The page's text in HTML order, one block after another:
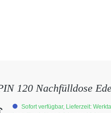
120 Nachfülldose
Sofort verfügbar, Lieferzeit: